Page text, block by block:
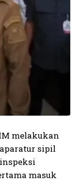
melakukan
sipil
masuk